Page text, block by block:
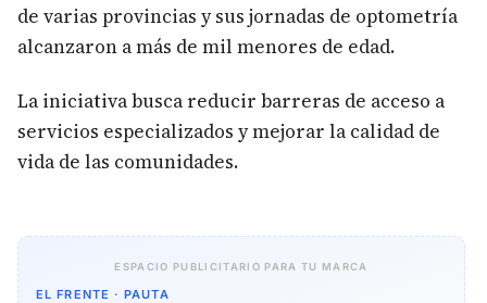
de varias provincias y sus jornadas de optometría
alcanzaron a más de mil menores de edad.
La iniciativa busca reducir barreras de acceso a
servicios especializados y mejorar la calidad de
vida de las comunidades.
ESPACIO PUBLICITARIO PARA TU MARCA
EL FRENTE · PAUTA